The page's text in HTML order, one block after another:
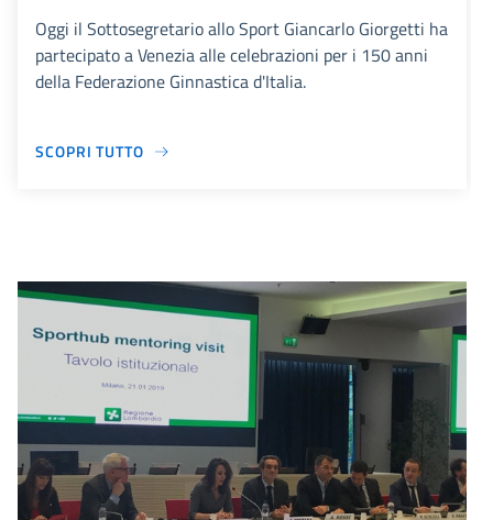
Oggi il Sottosegretario allo Sport Giancarlo Giorgetti ha
partecipato a Venezia alle celebrazioni per i 150 anni
della Federazione Ginnastica d'Italia.
SCOPRI TUTTO